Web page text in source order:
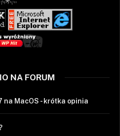
NA FORUM
na MacOS - krótka opinia